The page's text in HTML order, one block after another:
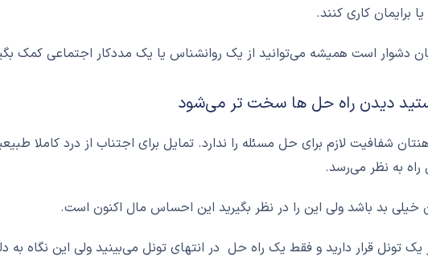
برایمان کاری کنند.
دشوار است همیشه می‌توانید از یک روانشناس یا یک مددکار اجتماعی کمک
شفافیت لازم برای حل مسئله را ندارد. تمایل برای اجتناب از درد کاملا
راه به نظر می‌رسد.
بد باشد ولی این را در نظر بگیرید این احساس مال اکنون است.
تونل قرار دارید و فقط یک راه حل در انتهای تونل می‌بینید ولی این نگاه